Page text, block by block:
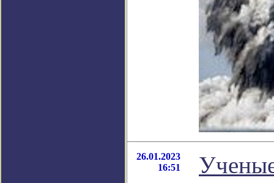
26.01.2023
16:51